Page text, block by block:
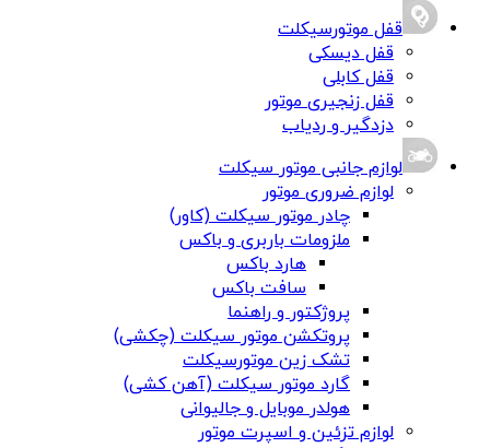
قفل موتورسیکلت
قفل دیسکی
قفل کابلی
قفل زنجیری موتور
دزدگیر و ردیاب
لوازم جانبی موتور سیکلت
لوازم ضروری موتور
چادر موتور سیکلت (کاور)
ملزومات باربری و باکس
هارد باکس
سافت باکس
پروژکتور و راهنما
پروتکشن موتور سیکلت (چکشی)
تشک زین موتورسیکلت
گارد موتور سیکلت (آهن کشی)
هولدر موبایل و جالیوانی
لوازم تزئین و اسپرت موتور